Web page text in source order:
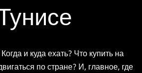
и куда ехать? Что купить на
по стране? И, главное, где